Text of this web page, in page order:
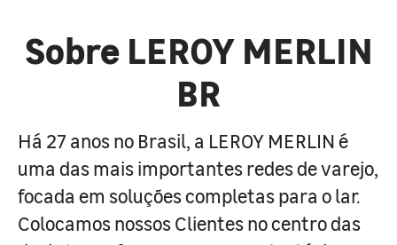
Sobre LEROY MERLIN
BR
Há 27 anos no Brasil, a LEROY MERLIN é
uma das mais importantes redes de varejo,
focada em soluções completas para o lar.
Colocamos nossos Clientes no centro das